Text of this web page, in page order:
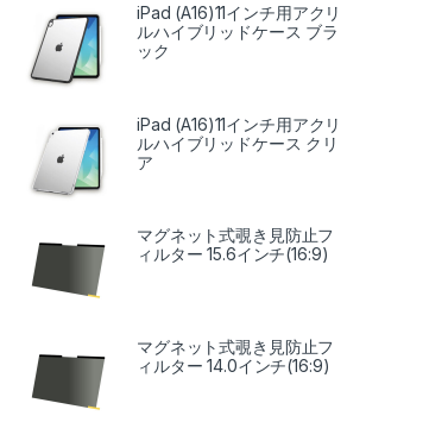
iPad (A16)11インチ用アクリ
ルハイブリッドケース ブラ
ック
iPad (A16)11インチ用アクリ
ルハイブリッドケース クリ
ア
マグネット式覗き見防止フ
ィルター 15.6インチ(16:9)
マグネット式覗き見防止フ
ィルター 14.0インチ(16:9)